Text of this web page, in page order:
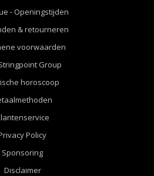
- Openingstijden
& retourneren
voorwaarden
Group
horoscoop
Policy
Sponsoring
Disclaimer